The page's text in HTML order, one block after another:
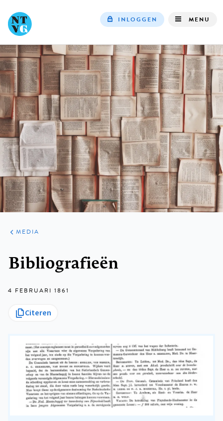
navigation
INLOGGEN MENU
ARTIKELEN
VARIA
MEDIA
Bibliografieën
4 FEBRUARI 1861
Citeren